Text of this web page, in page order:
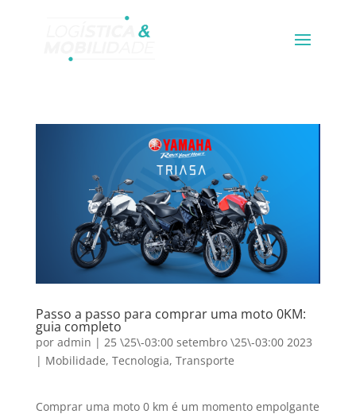
Passo a passo para comprar uma moto 0KM:
guia completo
por admin | 25 \25\-03:00 setembro \25\-03:00 2023
| Mobilidade, Tecnologia, Transporte
Comprar uma moto 0 km é um momento empolgante